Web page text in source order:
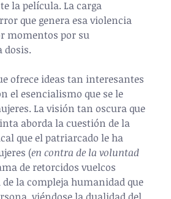
la película. La carga
que genera esa violencia
momentos por su
dosis.
ofrece ideas tan interesantes
el esencialismo que se le
La visión tan oscura que
aborda la cuestión de la
que el patriarcado le ha
(en contra de la voluntad
de retorcidos vuelcos
la compleja humanidad que